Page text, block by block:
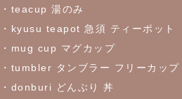
これからの季節にぴったりなトルコ
した♪お早めにどうぞ！
2023/5/30
≪おすすめ≫食卓を彩るかわいい器
・teacup 湯のみ
・kyusu teapot 急須 ティーポット
・mug cup マグカップ
・tumbler タンブラー フリーカップ
・donburi どんぶり 丼